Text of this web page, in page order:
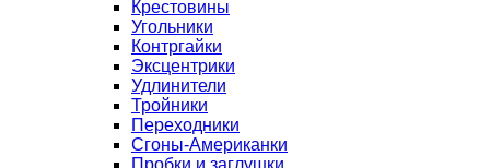
Крестовины
Угольники
Контргайки
Эксцентрики
Удлинители
Тройники
Переходники
Сгоны-Американки